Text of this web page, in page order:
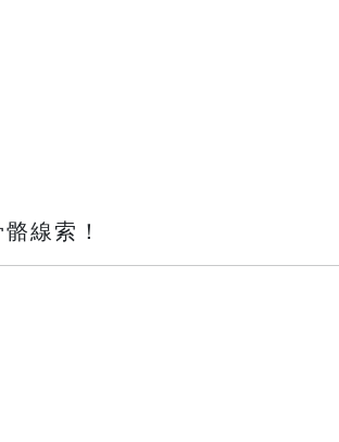
線索！